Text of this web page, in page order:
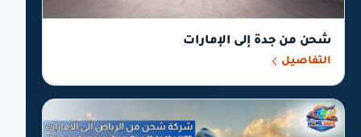
شحن من جدة إلى الإمارات
التفاصيل